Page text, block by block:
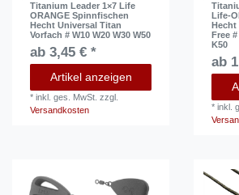
Titanium Leader 1×7 Life
ORANGE Spinnfischen
Hecht Universal Titan
Vorfach # W10 W20 W30 W50
ab 3,45 € *
Artikel anzeigen
*inkl. ges. MwSt. zzgl.
Versandkosten
Life-
Hecht
Free
K50
ab
*inkl.